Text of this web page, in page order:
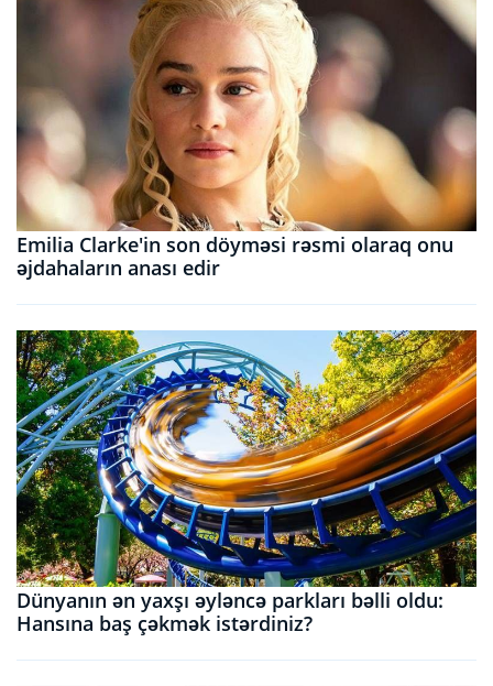
Emilia Clarke'in son döyməsi rəsmi olaraq onu
əjdahaların anası edir
Dünyanın ən yaxşı əyləncə parkları bəlli oldu:
Hansına baş çəkmək istərdiniz?